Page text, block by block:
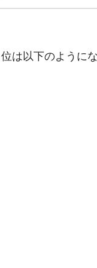
は以下のように